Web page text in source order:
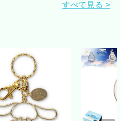
すべて見る >